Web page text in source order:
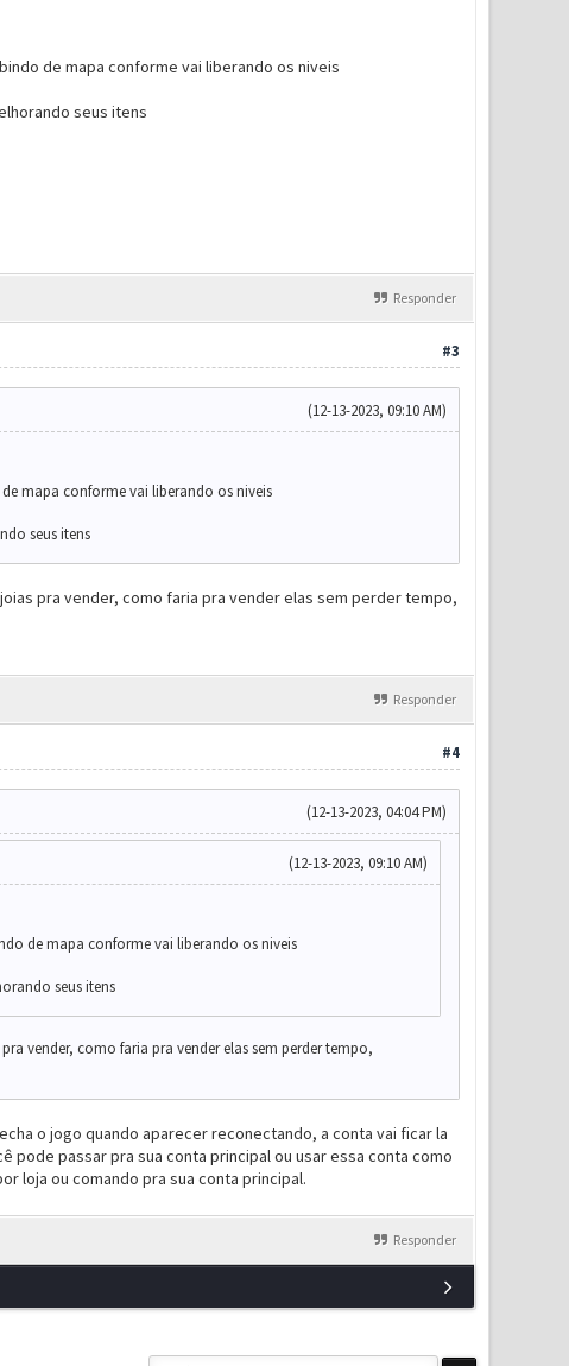
de mapa conforme vai liberando os niveis
seus itens
Responder
#3
(12-13-2023, 09:10 AM)
mapa conforme vai liberando os niveis
seus itens
pra vender, como faria pra vender elas sem perder tempo,
Responder
#4
(12-13-2023, 04:04 PM)
(12-13-2023, 09:10 AM)
de mapa conforme vai liberando os niveis
seus itens
vender, como faria pra vender elas sem perder tempo,
o jogo quando aparecer reconectando, a conta vai ficar la
passar pra sua conta principal ou usar essa conta como
loja ou comando pra sua conta principal.
Responder